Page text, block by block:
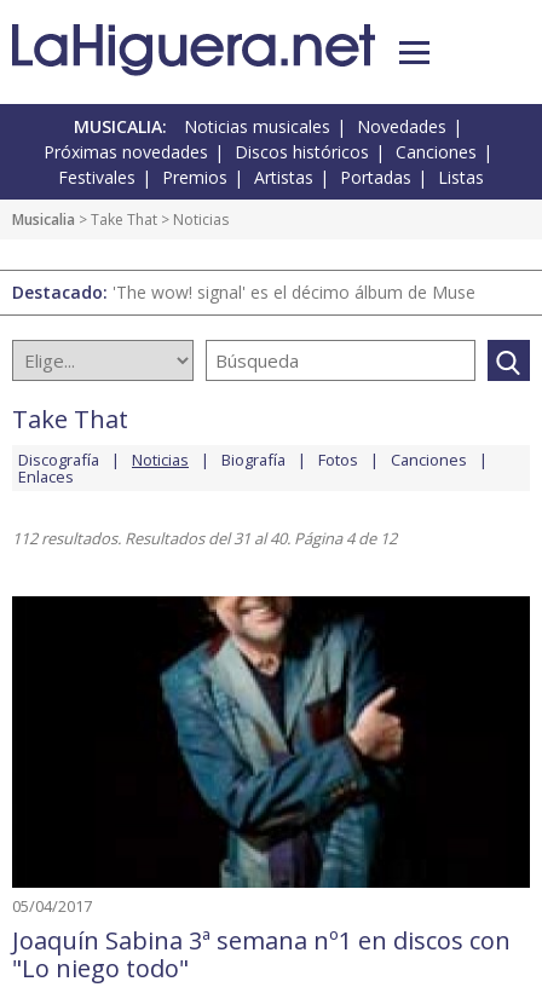
MUSICALIA: Noticias musicales
Novedades
Próximas novedades
Discos históricos
Canciones
Festivales
Premios Artistas Portadas Listas
Musicalia >Take That > Noticias
Destacado: 'The wow! signal' es el décimo álbum de Muse
Take That
Discografía Noticias Biografía Fotos Canciones
Enlaces
112 resultados. Resultados del 31 al 40. Página 4 de 12
05/04/2017
Joaquín Sabina 3ª semana nº1 en discos con
"Lo niego todo"